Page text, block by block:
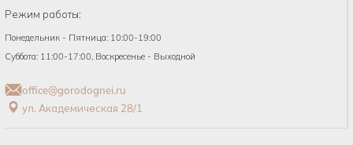
Режим работы:
Понедельник - Пятница: 10:00-19:00
Суббота: 11:00-17:00, Воскресенье - Выходной
office@gorodognei.ru
ул. Академическая 28/1